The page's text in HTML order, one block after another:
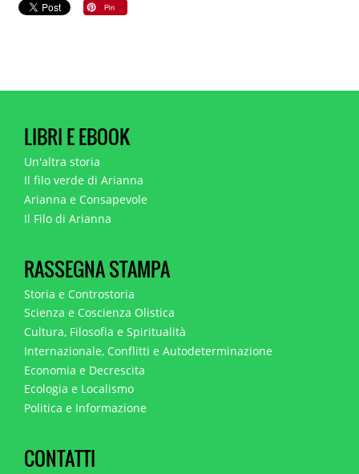
LIBRI E EBOOK
Un'altra storia
Il filo verde di Arianna
Arianna e Consapevole
Il Filo di Arianna
RASSEGNA STAMPA
Storia e Controstoria
Scienza e Coscienza Olistica
Cultura, Filosofia e Spiritualità
Internazionale, Conflitti e Autodeterminazione
Economia e Decrescita
Ecologia e Localismo
Politica e Informazione
CONTATTI